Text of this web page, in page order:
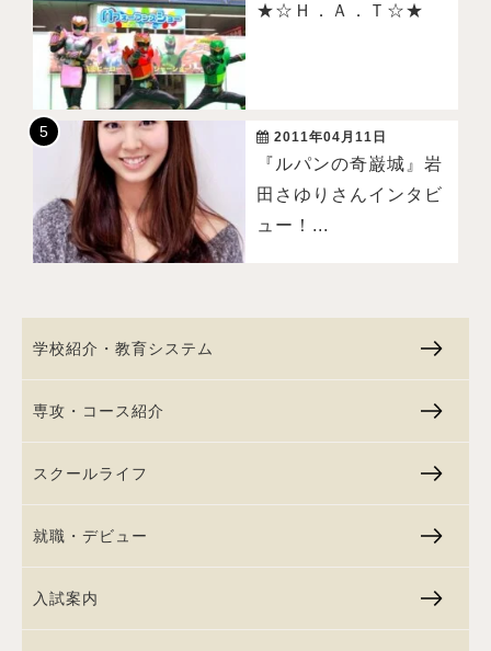
★☆Ｈ．Ａ．Ｔ☆★
2011年04月11日
『ルパンの奇巌城』岩
田さゆりさんインタビ
ュー！...
学校紹介・教育システム
専攻・コース紹介
スクールライフ
就職・デビュー
入試案内